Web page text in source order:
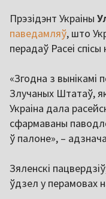
Прэзідэнт Украіны
паведамляў, што
перадаў Расеі
«Згодна з вынікамі
Злучаных Штатаў,
Украіна дала
сфармаваны
ў палоне», –
Зяленскі
ўдзел у перамовах